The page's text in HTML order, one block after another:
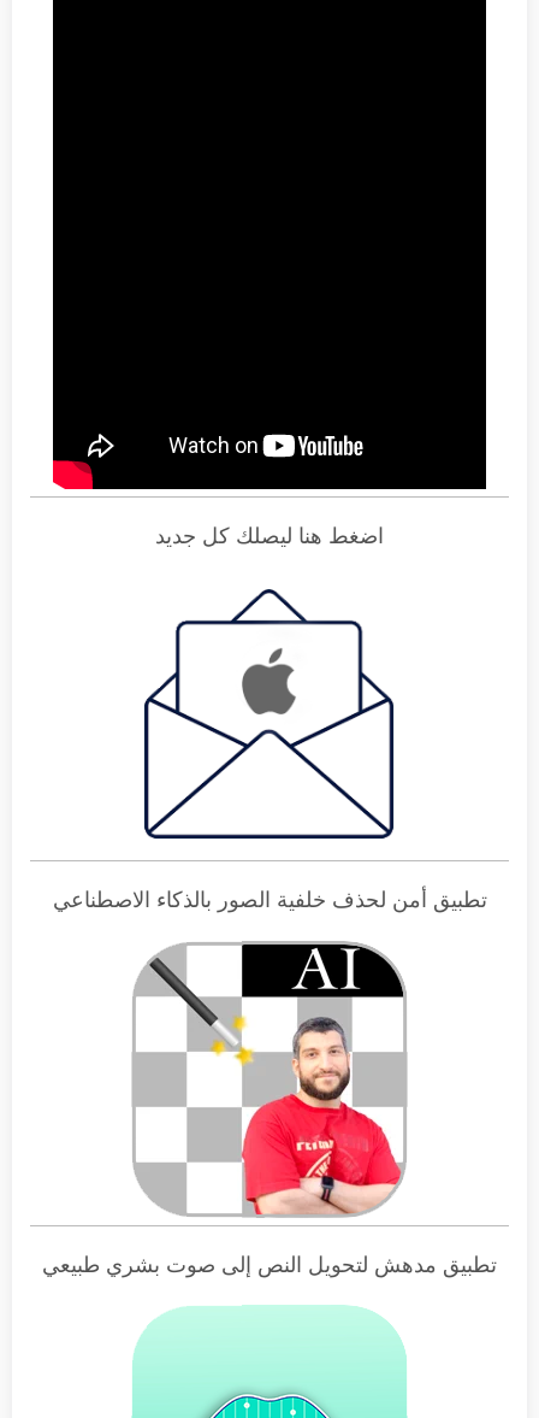
اضغط هنا ليصلك كل جديد
تطبيق أمن لحذف خلفية الصور بالذكاء الاصطناعي
تطبيق مدهش لتحويل النص إلى صوت بشري طبيعي